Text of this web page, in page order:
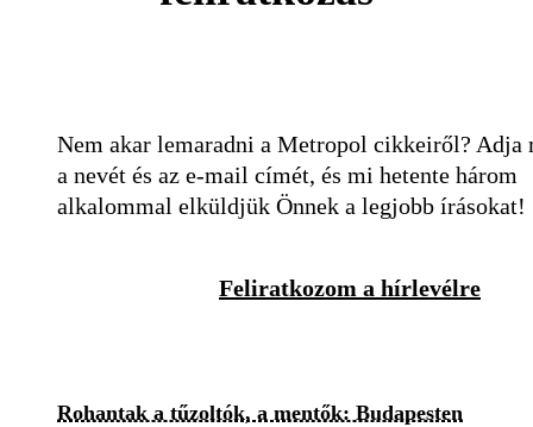
Nem akar lemaradni a Metropol cikkeiről? Adja
a nevét és az e-mail címét, és mi hetente három
alkalommal elküldjük Önnek a legjobb írásokat!
Feliratkozom a hírlevélre
Rohantak a tűzoltók, a mentők: Budapesten